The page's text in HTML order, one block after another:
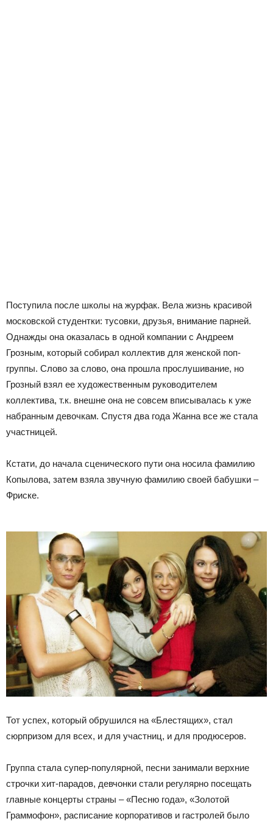
Поступила после школы на журфак. Вела жизнь красивой
московской студентки: тусовки, друзья, внимание парней.
Однажды она оказалась в одной компании с Андреем
Грозным, который собирал коллектив для женской поп-
группы. Слово за слово, она прошла прослушивание, но
Грозный взял ее художественным руководителем
коллектива, т.к. внешне она не совсем вписывалась к уже
набранным девочкам. Спустя два года Жанна все же стала
участницей.
Кстати, до начала сценического пути она носила фамилию
Копылова, затем взяла звучную фамилию своей бабушки –
Фриске.
Тот успех, который обрушился на «Блестящих», стал
сюрпризом для всех, и для участниц, и для продюсеров.
Группа стала супер-популярной, песни занимали верхние
строчки хит-парадов, девчонки стали регулярно посещать
главные концерты страны – «Песню года», «Золотой
Граммофон», расписание корпоративов и гастролей было